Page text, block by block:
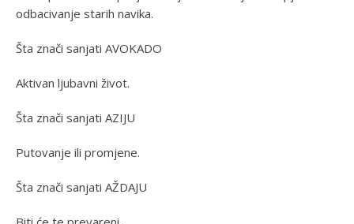
odbacivanje starih navika.
Šta znači sanjati AVOKADO
Aktivan ljubavni život.
Šta znači sanjati AZIJU
Putovanje ili promjene.
Šta znači sanjati AŽDAJU